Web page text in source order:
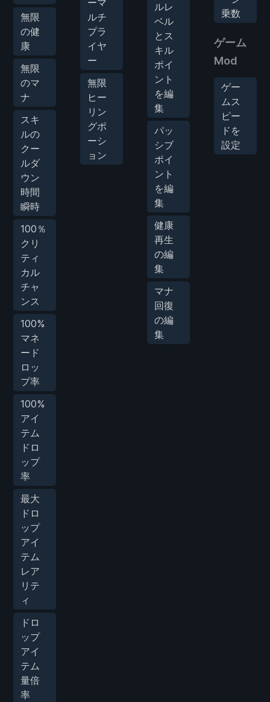
無限
の健
康
無限
のマ
ナ
スキ
ルの
クー
ルダ
ウン
時間
瞬時
100％
クリ
ティ
カル
チャ
ンス
100%
マネ
ード
ロッ
プ率
100%
アイ
テム
ドロ
ップ
率
最大
ドロ
ップ
アイ
テム
レア
リテ
ィ
ドロ
ップ
アイ
テム
量倍
率
ーマ
ルチ
プラ
イヤ
ー
無限
ヒー
リン
グポ
ーシ
ョン
ルレ
ベル
とス
キル
ポイ
ント
を編
集
パッ
シブ
ポイ
ント
を編
集
健康
再生
の編
集
マナ
回復
の編
集
乗数
ゲーム
Mod
ゲー
ムス
ピー
ドを
設定